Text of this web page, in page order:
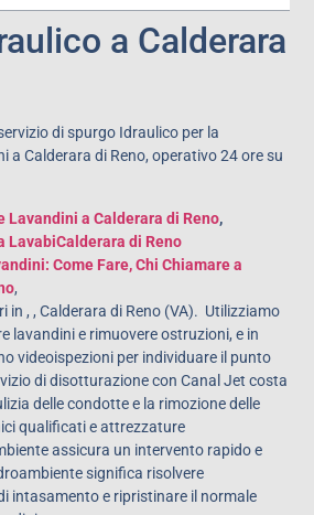
a Calderara
di spurgo Idraulico per la
a Calderara di Reno, operativo 24 ore su
Lavandini a Calderara di Reno,
LavabiCalderara di Reno
Come Fare, Chi Chiamare a
,
in , , Calderara di Reno (VA). Utilizziamo
lavandini e rimuovere ostruzioni, e in
videoispezioni per individuare il punto
di disotturazione con Canal Jet costa
delle condotte e la rimozione delle
qualificati e attrezzature
assicura un intervento rapido e
significa risolvere
intasamento e ripristinare il normale